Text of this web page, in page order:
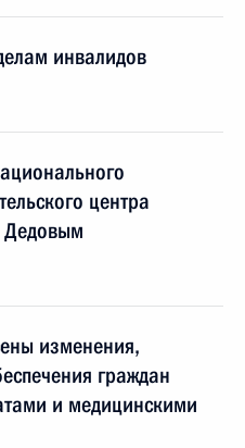
инвалидов
центра
Дедовым
изменения,
граждан
и медицинскими